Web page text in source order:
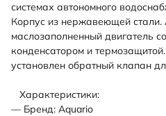
системах автономного
Корпус из нержавеющей стали.
маслозаполненный двигатель
конденсатором и
установлен обратный клапан
Характеристики:
— Бренд: Aquario